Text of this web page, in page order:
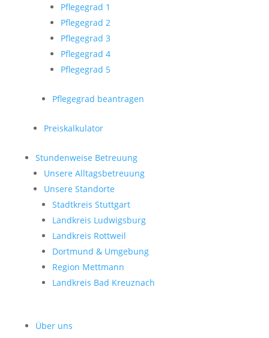
Pflegegrad 1
Pflegegrad 2
Pflegegrad 3
Pflegegrad 4
Pflegegrad 5
Pflegegrad beantragen
Preiskalkulator
Stundenweise Betreuung
Unsere Alltagsbetreuung
Unsere Standorte
Stadtkreis Stuttgart
Landkreis Ludwigsburg
Landkreis Rottweil
Dortmund & Umgebung
Region Mettmann
Landkreis Bad Kreuznach
Über uns